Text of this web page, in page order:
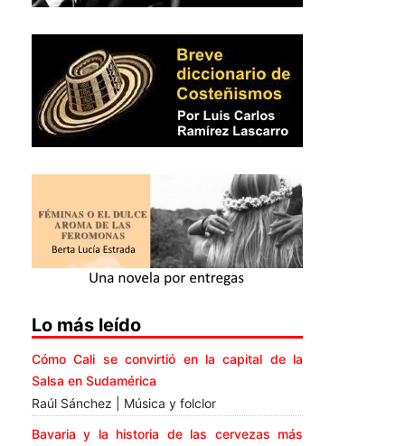
Lo más leído
Cómo Cali se convirtió en la capital de la
Salsa en Sudamérica
Raúl Sánchez | Música y folclor
Bavaria y la historia de las cervezas más